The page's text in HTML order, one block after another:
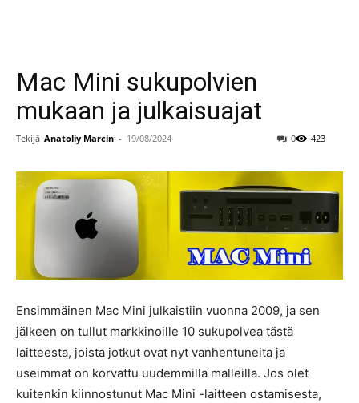
Mac Mini sukupolvien
mukaan ja julkaisuajat
Tekijä Anatoliy Marcin - 19/08/2024 423
0
Ensimmäinen Mac Mini julkaistiin vuonna 2009, ja sen
jälkeen on tullut markkinoille 10 sukupolvea tästä
laitteesta, joista jotkut ovat nyt vanhentuneita ja
useimmat on korvattu uudemmilla malleilla. Jos olet
kuitenkin kiinnostunut Mac Mini -laitteen ostamisesta,